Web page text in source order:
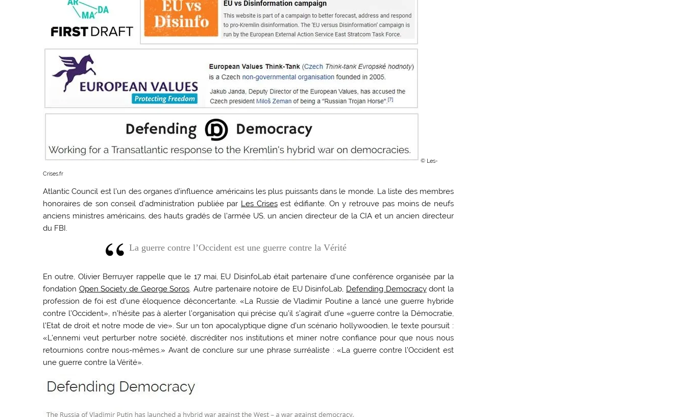
© Les-
Crises.fr
Atlantic Council est l’un des organes d’influence américains les plus puissants dans le monde. La liste des membres
honoraires de son conseil d’administration publiée par Les Crisesest édifiante. On y retrouve pas moins de neufs
anciens ministres américains, des hauts gradés de l’armée US, un ancien directeur de la CIA et un ancien directeur
du FBI.
La guerre contre l’Occident est une guerre contre la Vérité
En outre, Olivier Berruyer rappelle que le 17 mai, EU DisinfoLab était partenaire d’une conférence organisée par la
fondation Open Society de George Soros. Autre partenaire notoire de EU DisinfoLab, Defending Democracydont la
profession de foi est d’une éloquence déconcertante. «La Russie de Vladimir Poutine a lancé une guerre hybride
contre l’Occident», n’hésite pas à alerter l’organisation qui précise qu’il s’agirait d’une «guerre contre la Démocratie,
l’Etat de droit et notre mode de vie». Sur un ton apocalyptique digne d’un scénario hollywoodien, le texte poursuit :
«L’ennemi veut perturber notre société, discréditer nos institutions et miner notre confiance pour que nous nous
retournions contre nous-mêmes.» Avant de conclure sur une phrase surréaliste : «La guerre contre l’Occident est
une guerre contre la Vérité».